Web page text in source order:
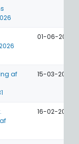
01-06-2026
af
15-03-2026
16-02-2026